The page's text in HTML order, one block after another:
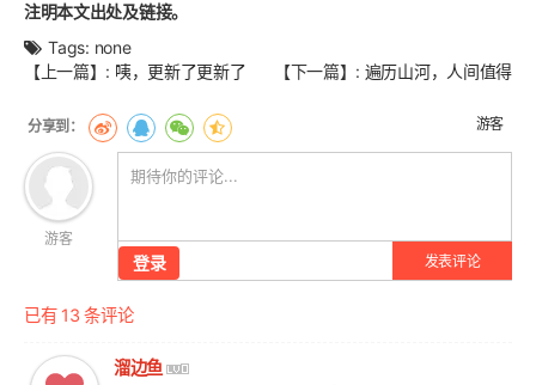
注明本文出处及链接。
Tags: none
文
翻
页
【上一篇】: 咦，更新了更新了 【下一篇】: 遍历山河，人间值得
游客
游客
登录 发表评论
已有 13 条评论
溜边鱼